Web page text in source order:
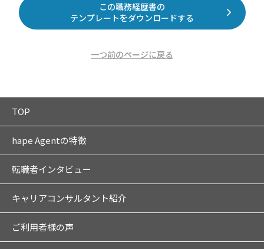
この職務経歴書の
テンプレートをダウンロードする
一つ前のページに戻る
TOP
hape Agentの特徴
転職者インタビュー
キャリアコンサルタント紹介
ご利用者様の声